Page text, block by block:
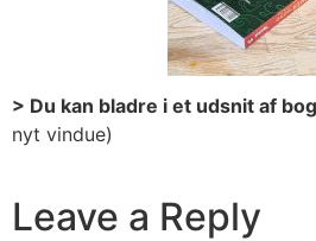
> Du kan bladre i et udsnit af
nyt vindue)
Leave a Reply